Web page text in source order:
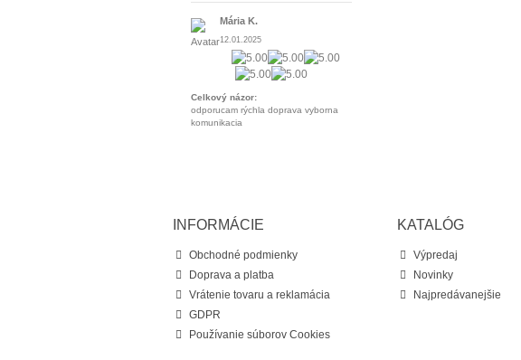
Mária K.
12.01.2025
Celkový názor:
odporucam rýchla doprava vyborna
komunikacia
INFORMÁCIE
Obchodné podmienky
Doprava a platba
Vrátenie tovaru a reklamácia
GDPR
Používanie súborov Cookies
KATALÓG
Výpredaj
Novinky
Najpredávanejšie